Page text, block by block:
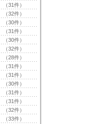
（31件）
（32件）
（30件）
（31件）
（30件）
（32件）
（28件）
（31件）
（31件）
（30件）
（31件）
（31件）
（32件）
（33件）